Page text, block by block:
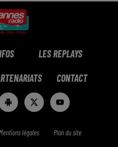
LES REPLAYS
CONTACT
Mentions légales Plan du site